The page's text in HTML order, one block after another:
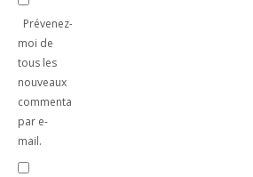
Prévenez-
moi de
tous les
nouveaux
commentaires
par e-
mail.